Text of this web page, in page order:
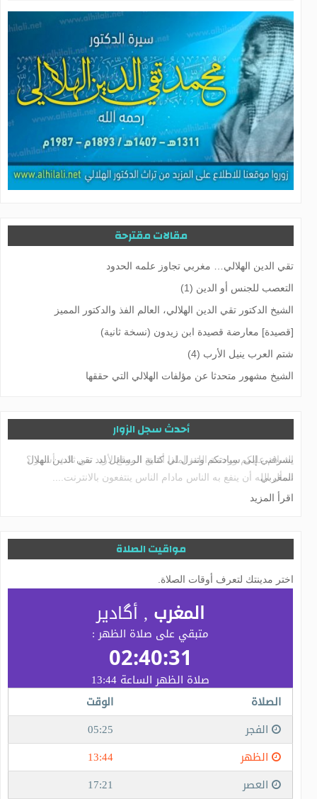
مقالات مقترحة
تقي الدين الهلالي… مغربي تجاوز علمه الحدود
التعصب للجنس أو الدين (1)
الشيخ الدكتور تقي الدين الهلالي، العالم الفذ والدكتور المميز
[قصيدة] معارضة قصيدة ابن زيدون (نسخة ثانية)
شتم العرب ينيل الأرب (4)
الشيخ مشهور متحدثا عن مؤلفات الهلالي التي حققها
أحدث سجل الزوار
يشرفني إلى سيادتكم وتنزل لي كتابة الرسائل لد. تقي الدين الهلال
المغربي
اقرأ المزيد
مواقيت الصلاة
اختر مدينتك لتعرف أوقات الصلاة.